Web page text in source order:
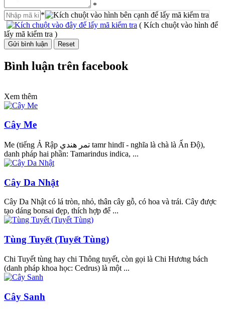
*
*
( Kích chuột vào hình để
lấy mã kiểm tra )
Bình luận trên facebook
Xem thêm
Cây Me
Me (tiếng Ả Rập تمر هندي tamr hindī - nghĩa là chà là Ấn Độ),
danh pháp hai phần: Tamarindus indica, ...
Cây Da Nhật
Cây Da Nhật có lá tròn, nhỏ, thân cây gỗ, có hoa và trái. Cây được
tạo dáng bonsai đẹp, thích hợp để ...
Tùng Tuyết (Tuyết Tùng)
Chi Tuyết tùng hay chi Thông tuyết, còn gọi là Chi Hương bách
(danh pháp khoa học: Cedrus) là một ...
Cây Sanh